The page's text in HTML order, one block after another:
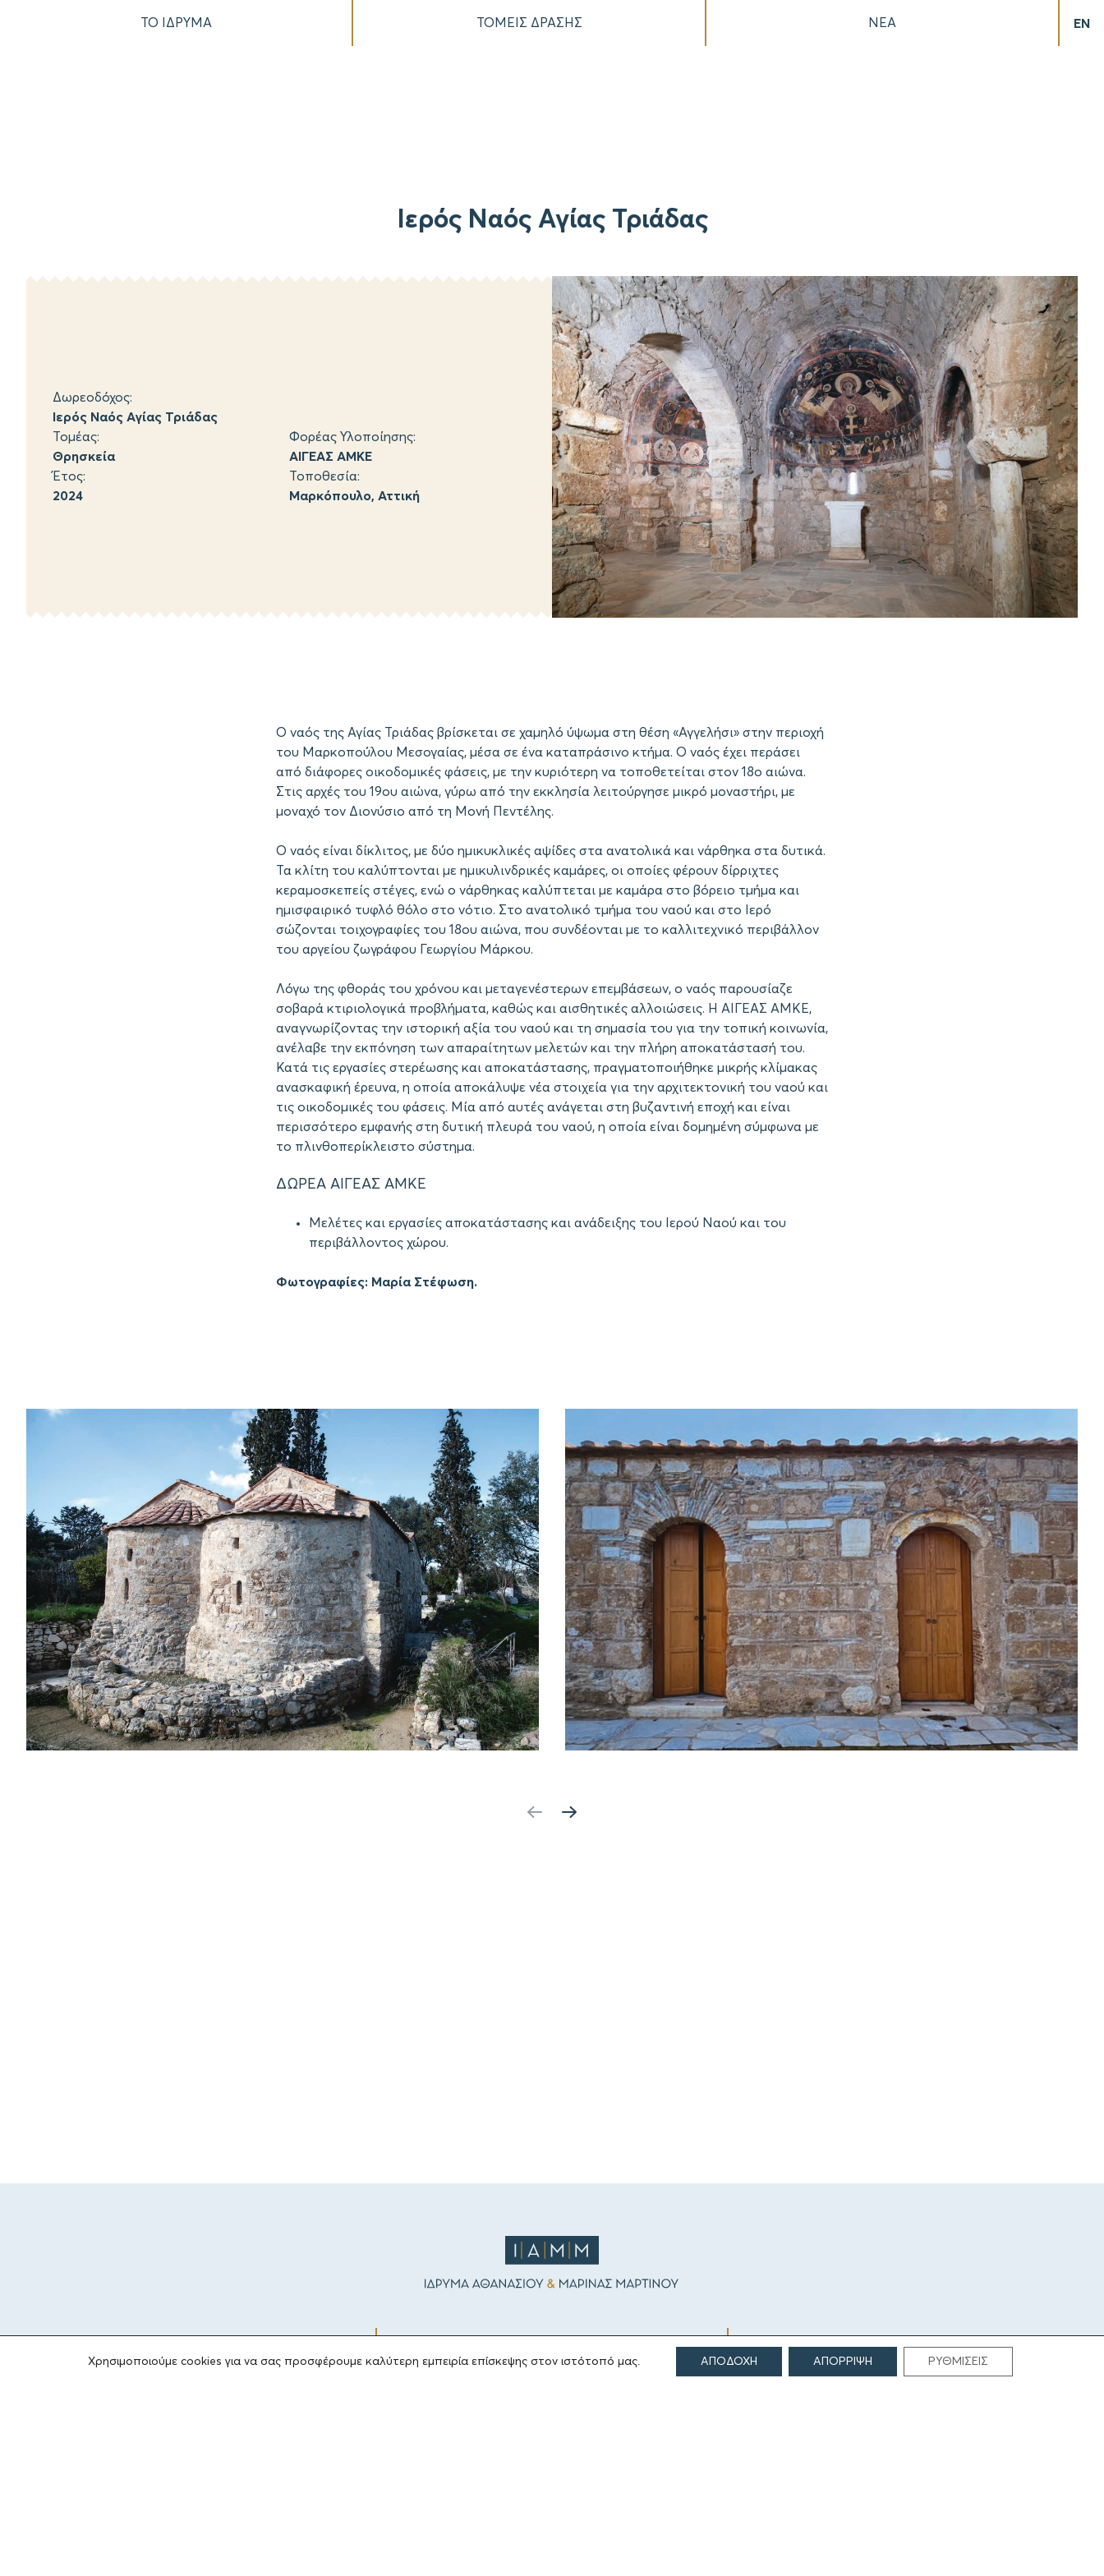
ΤΟ ΙΔΡΥΜΑ ΤΟΜΕΙΣ ΔΡΑΣΗΣ ΝΕΑ EN
Ιερός Ναός Αγίας Τριάδας
Δωρεοδόχος:
Ιερός Ναός Αγίας Τριάδας
Τομέας:
Θρησκεία
Φορέας Υλοποίησης:
ΑΙΓΕΑΣ ΑΜΚΕ
Έτος:
2024
Τοποθεσία:
Μαρκόπουλο, Αττική
Ο ναός της Αγίας Τριάδας βρίσκεται σε χαμηλό ύψωμα στη θέση «Αγγελήσι» στην περιοχή
του Μαρκοπούλου Μεσογαίας, μέσα σε ένα καταπράσινο κτήμα. Ο ναός έχει περάσει
από διάφορες οικοδομικές φάσεις, με την κυριότερη να τοποθετείται στον 18ο αιώνα.
Στις αρχές του 19ου αιώνα, γύρω από την εκκλησία λειτούργησε μικρό μοναστήρι, με
μοναχό τον Διονύσιο από τη Μονή Πεντέλης.
Ο ναός είναι δίκλιτος, με δύο ημικυκλικές αψίδες στα ανατολικά και νάρθηκα στα δυτικά.
Τα κλίτη του καλύπτονται με ημικυλινδρικές καμάρες, οι οποίες φέρουν δίρριχτες
κεραμοσκεπείς στέγες, ενώ ο νάρθηκας καλύπτεται με καμάρα στο βόρειο τμήμα και
ημισφαιρικό τυφλό θόλο στο νότιο. Στο ανατολικό τμήμα του ναού και στο Ιερό
σώζονται τοιχογραφίες του 18ου αιώνα, που συνδέονται με το καλλιτεχνικό περιβάλλον
του αργείου ζωγράφου Γεωργίου Μάρκου.
Λόγω της φθοράς του χρόνου και μεταγενέστερων επεμβάσεων, ο ναός παρουσίαζε
σοβαρά κτιριολογικά προβλήματα, καθώς και αισθητικές αλλοιώσεις. Η ΑΙΓΕΑΣ ΑΜΚΕ,
αναγνωρίζοντας την ιστορική αξία του ναού και τη σημασία του για την τοπική κοινωνία,
ανέλαβε την εκπόνηση των απαραίτητων μελετών και την πλήρη αποκατάστασή του.
Κατά τις εργασίες στερέωσης και αποκατάστασης, πραγματοποιήθηκε μικρής κλίμακας
ανασκαφική έρευνα, η οποία αποκάλυψε νέα στοιχεία για την αρχιτεκτονική του ναού και
τις οικοδομικές του φάσεις. Μία από αυτές ανάγεται στη βυζαντινή εποχή και είναι
περισσότερο εμφανής στη δυτική πλευρά του ναού, η οποία είναι δομημένη σύμφωνα με
το πλινθοπερίκλειστο σύστημα.
ΔΩΡΕΑ ΑΙΓΕΑΣ ΑΜΚΕ
Μελέτες και εργασίες αποκατάστασης και ανάδειξης του Ιερού Ναού και του
περιβάλλοντος χώρου.
Φωτογραφίες: Μαρία Στέφωση.
ΤΟ ΙΔΡΥΜΑ ΤΟΜΕΙΣ ΔΡΑΣΗΣ ΕΠΙΚΟΙΝΩΝΙΑ
Χρησιμοποιούμε cookies για να σας προσφέρουμε καλύτερη εμπειρία επίσκεψης στον ιστότοπό μας. ΑΠΟΔΟΧΗ ΑΠΟΡΡΙΨΗ ΡΥΘΜΙΣΕΙΣ